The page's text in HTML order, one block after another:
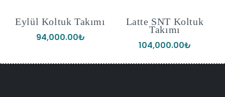
Eylül Koltuk Takımı
94,000.00₺
Latte SNT Koltuk
Takımı
104,000.00₺